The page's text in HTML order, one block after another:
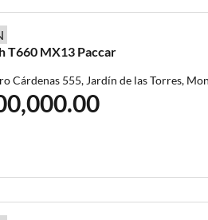
T660 MX13 Paccar
Cárdenas 555, Jardín de las Torres,